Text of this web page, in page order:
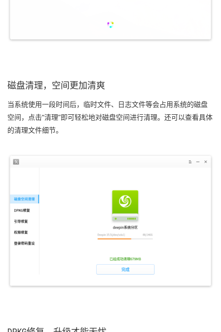
磁盘清理，空间更加清爽
当系统使用一段时间后，临时文件、日志文件等会占用系统的磁盘
空间，点击“清理”即可轻松地对磁盘空间进行清理。还可以查看具体
的清理文件细节。